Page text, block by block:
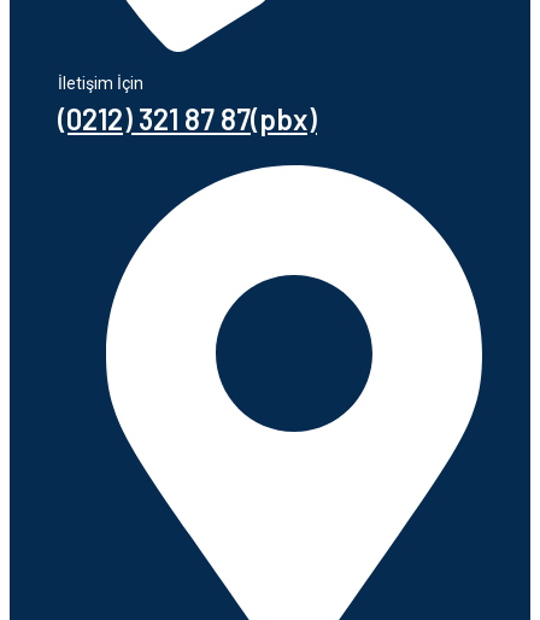
İletişim İçin
(0212) 321 87 87(pbx)